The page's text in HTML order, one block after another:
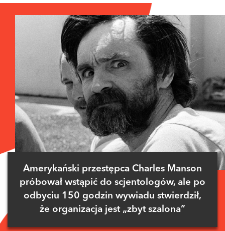
Amerykański przestępca Charles Manson
próbował wstąpić do scjentologów, ale po
odbyciu 150 godzin wywiadu stwierdził,
że organizacja jest „zbyt szalona”